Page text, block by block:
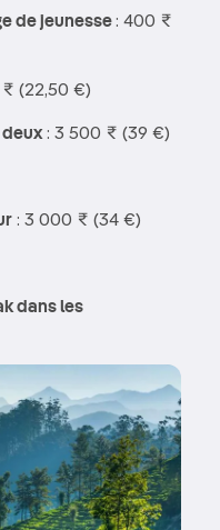
de jeunesse: 400 ₹
(22,50 €)
: 3 500 ₹ (39 €)
: 3 000 ₹ (34 €)
dans les